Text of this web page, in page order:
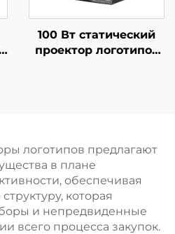
дорожках
100 Вт статический
проектор логотипов
логотипов предлагают
в плане
обеспечивая
которая
и непредвиденные
всего процесса закупок.